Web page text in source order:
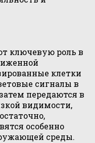
ключевую роль в
клетки
сигналы в
передаются в
видимости,
особенно
среды.